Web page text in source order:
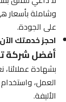
وشاملة بأسعار
على الجودة.
احجز خدمتك الآن:
أفضل شركة
بشهادة عملائنا،
العمل، واستخدام
الأليفة.